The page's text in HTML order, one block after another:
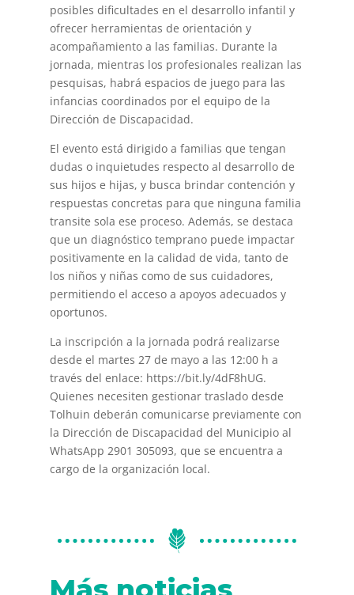
posibles dificultades en el desarrollo infantil y
ofrecer herramientas de orientación y
acompañamiento a las familias. Durante la
jornada, mientras los profesionales realizan las
pesquisas, habrá espacios de juego para las
infancias coordinados por el equipo de la
Dirección de Discapacidad.
El evento está dirigido a familias que tengan
dudas o inquietudes respecto al desarrollo de
sus hijos e hijas, y busca brindar contención y
respuestas concretas para que ninguna familia
transite sola ese proceso. Además, se destaca
que un diagnóstico temprano puede impactar
positivamente en la calidad de vida, tanto de
los niños y niñas como de sus cuidadores,
permitiendo el acceso a apoyos adecuados y
oportunos.
La inscripción a la jornada podrá realizarse
desde el martes 27 de mayo a las 12:00 h a
través del enlace: https://bit.ly/4dF8hUG.
Quienes necesiten gestionar traslado desde
Tolhuin deberán comunicarse previamente con
la Dirección de Discapacidad del Municipio al
WhatsApp 2901 305093, que se encuentra a
cargo de la organización local.